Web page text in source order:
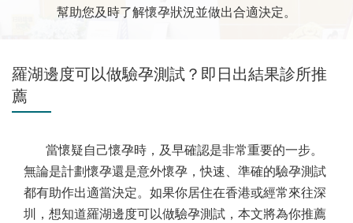
幫助您及時了解懷孕狀況並做出合適決定。
羅湖邊度可以做驗孕測試？即日出結果診所推
薦
當懷疑自己懷孕時，及早確認是非常重要的一步。
無論是計劃懷孕還是意外懷孕，快速、準確的驗孕測試
都有助作出適當決定。如果你居住在香港或經常來往深
圳，想知道羅湖邊度可以做驗孕測試，本文將為你推薦